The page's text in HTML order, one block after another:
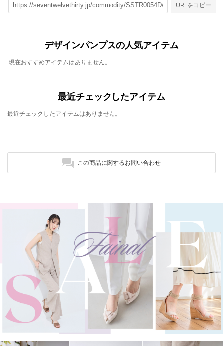
URLをコピー
デザインパンプスの人気アイテム
現在おすすめアイテムはありません。
最近チェックしたアイテム
最近チェックしたアイテムはありません。
この商品に関するお問い合わせ